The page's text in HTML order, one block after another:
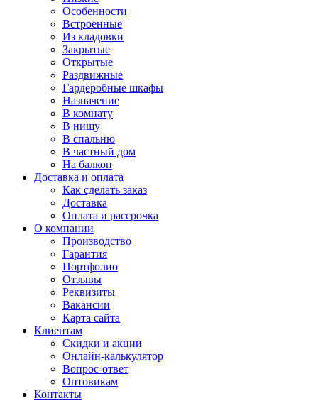
Особенности
Встроенные
Из кладовки
Закрытые
Открытые
Раздвижные
Гардеробные шкафы
Назначение
В комнату
В нишу
В спальню
В частный дом
На балкон
Доставка и оплата
Как сделать заказ
Доставка
Оплата и рассрочка
О компании
Производство
Гарантия
Портфолио
Отзывы
Реквизиты
Вакансии
Карта сайта
Клиентам
Скидки и акции
Онлайн-калькулятор
Вопрос-ответ
Оптовикам
Контакты